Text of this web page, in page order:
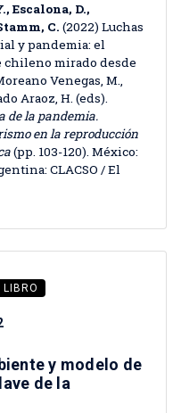
Escalona, D.,
C. (2022) Luchas
y pandemia: el
mirado desde
Venegas, M.,
Araoz, H. (eds).
de la pandemia.
en la reproducción
(pp. 103-120). México:
CLACSO / El
LIBRO
y modelo de
de la